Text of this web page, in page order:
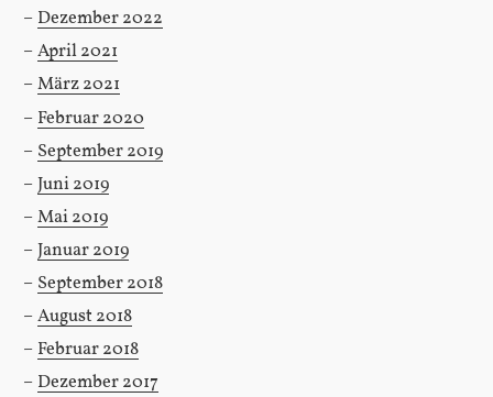
Dezember 2022
April 2021
März 2021
Februar 2020
September 2019
Juni 2019
Mai 2019
Januar 2019
September 2018
August 2018
Februar 2018
Dezember 2017